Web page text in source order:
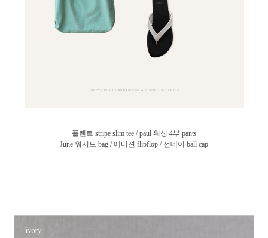
플랜트 stripe slim tee / paul 워싱 4부 pants
June 워시드 bag / 에디션 flipflop / 선데이 ball cap